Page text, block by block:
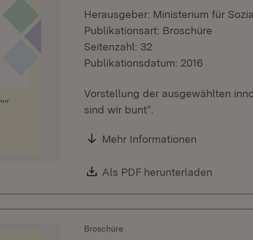
Herausgeber: Ministerium für
Publikationsart: Broschüre
Seitenzahl: 32
Publikationsdatum: 2016
Vorstellung der ausgewählten
sind wir bunt“.
Mehr Informationen
Download:
Als PDF herunterladen
Broschüre